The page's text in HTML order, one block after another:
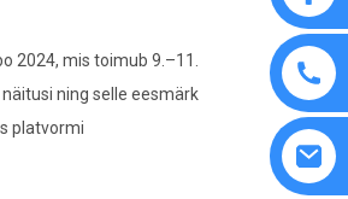
2024, mis toimub 9.–11.
ning selle eesmärk
platvormi